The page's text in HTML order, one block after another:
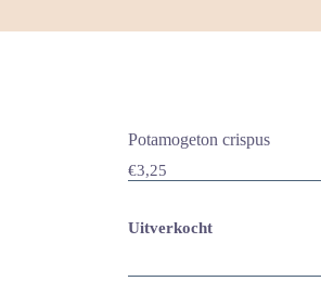
Potamogeton crispus
€3,25
Uitverkocht